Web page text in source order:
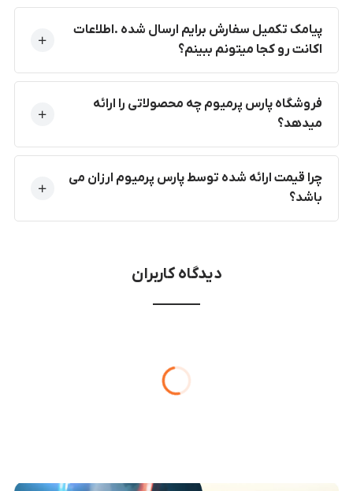
پیامک تکمیل سفارش برایم ارسال شده .اطلاعات
اکانت رو کجا میتونم ببینم؟
فروشگاه پارس پرمیوم چه محصولاتی را ارائه
میدهد؟
چرا قیمت ارائه شده توسط پارس پرمیوم ارزان می
باشد؟
دیدگاه کاربران